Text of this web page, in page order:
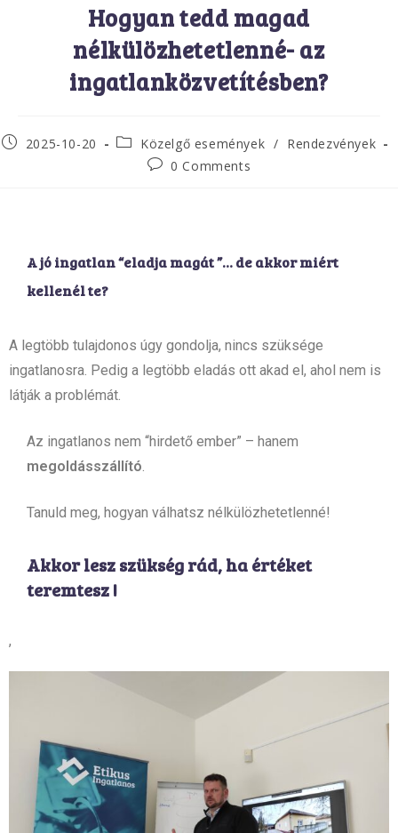
Hogyan tedd magad
nélkülözhetetlenné- az
ingatlanközvetítésben?
2025-10-20 Közelgő események / Rendezvények
0 Comments
A jó ingatlan “eladja magát ”… de akkor miért
kellenél te?
A legtöbb tulajdonos úgy gondolja, nincs szüksége
ingatlanosra. Pedig a legtöbb eladás ott akad el, ahol nem is
látják a problémát.
Az ingatlanos nem “hirdető ember” – hanem
megoldásszállító.
Tanuld meg, hogyan válhatsz nélkülözhetetlenné!
Akkor lesz szükség rád, ha értéket
teremtesz !
,